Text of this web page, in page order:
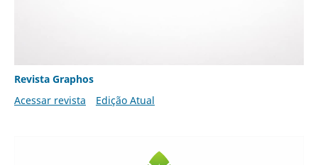
Revista Graphos
Acessar revista
Edição Atual